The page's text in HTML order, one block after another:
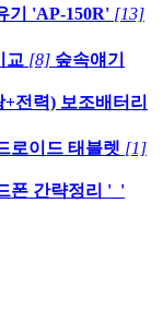
기 'AP-150R' [13]
교 [8] 숲속얘기
전력) 보조배터리
로이드 태블렛 [1]
폰 간략정리 '_'